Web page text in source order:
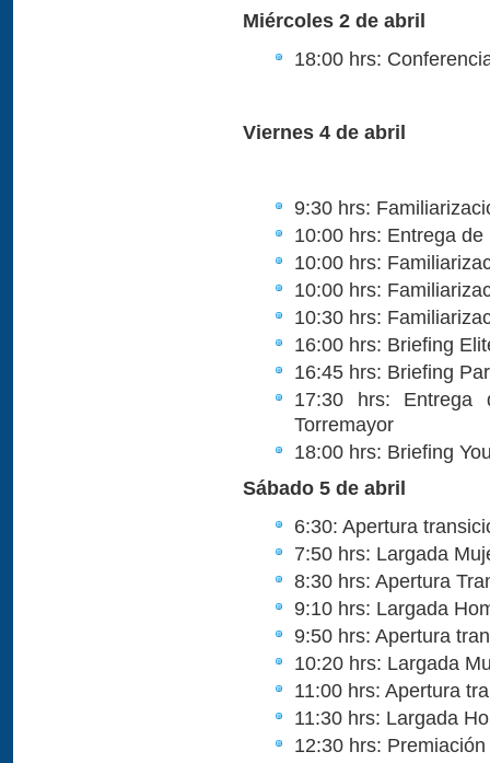
Miércoles 2 de abril
18:00 hrs:
Viernes 4 de abril
9:30 hrs:
10:00 hrs: Entrega
10:00 hrs:
10:00 hrs:
10:30 hrs:
16:00 hrs: Briefing
16:45 hrs: Briefing
17:30 hrs:
Torremayor
18:00 hrs: Briefing
Sábado 5 de abril
6:30: Apertura
7:50 hrs: Largada
8:30 hrs: Apertura
9:10 hrs: Largada
9:50 hrs: Apertura
10:20 hrs: Largada
11:00 hrs: Apertura
11:30 hrs: Largada
12:30 hrs: Premiación